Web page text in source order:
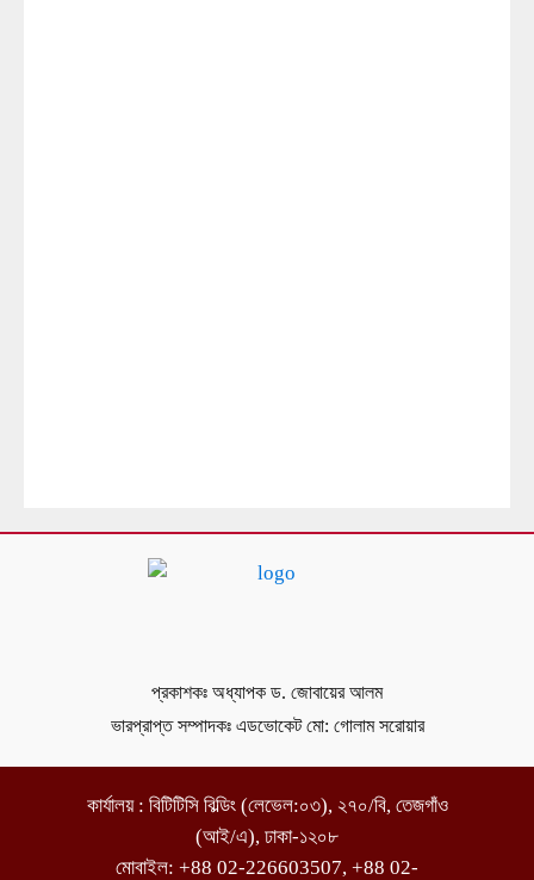
প্রকাশকঃ অধ্যাপক ড. জোবায়ের আলম
ভারপ্রাপ্ত সম্পাদকঃ এডভোকেট মো: গোলাম সরোয়ার
কার্যালয় : বিটিটিসি বিল্ডিং (লেভেল:০৩), ২৭০/বি, তেজগাঁও
(আই/এ), ঢাকা-১২০৮
মোবাইল: +88 02-226603507, +88 02-